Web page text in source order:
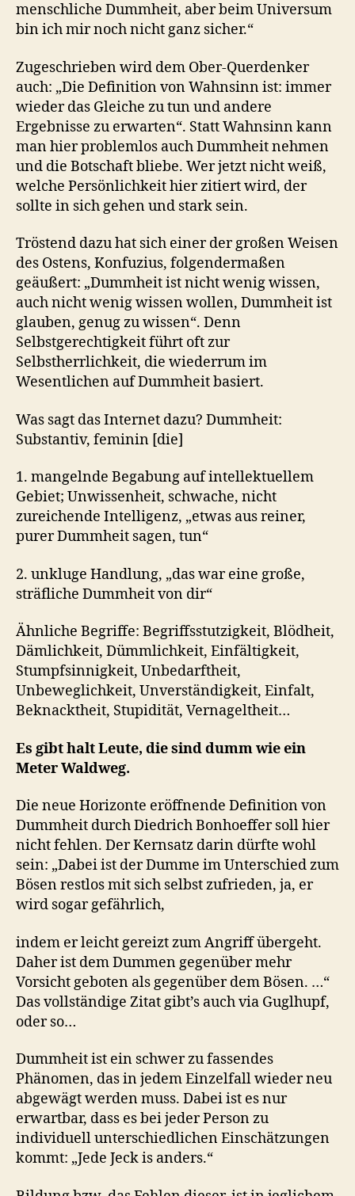
menschliche Dummheit, aber beim Universum
bin ich mir noch nicht ganz sicher.“
Zugeschrieben wird dem Ober-Querdenker
auch: „Die Definition von Wahnsinn ist: immer
wieder das Gleiche zu tun und andere
Ergebnisse zu erwarten“. Statt Wahnsinn kann
man hier problemlos auch Dummheit nehmen
und die Botschaft bliebe. Wer jetzt nicht weiß,
welche Persönlichkeit hier zitiert wird, der
sollte in sich gehen und stark sein.
Tröstend dazu hat sich einer der großen Weisen
des Ostens, Konfuzius, folgendermaßen
geäußert: „Dummheit ist nicht wenig wissen,
auch nicht wenig wissen wollen, Dummheit ist
glauben, genug zu wissen“. Denn
Selbstgerechtigkeit führt oft zur
Selbstherrlichkeit, die wiederrum im
Wesentlichen auf Dummheit basiert.
Was sagt das Internet dazu? Dummheit:
Substantiv, feminin [die]
1. mangelnde Begabung auf intellektuellem
Gebiet; Unwissenheit, schwache, nicht
zureichende Intelligenz, „etwas aus reiner,
purer Dummheit sagen, tun“
2. unkluge Handlung, „das war eine große,
sträfliche Dummheit von dir“
Ähnliche Begriffe: Begriffsstutzigkeit, Blödheit,
Dämlichkeit, Dümmlichkeit, Einfältigkeit,
Stumpfsinnigkeit, Unbedarftheit,
Unbeweglichkeit, Unverständigkeit, Einfalt,
Beknacktheit, Stupidität, Vernageltheit…
Es gibt halt Leute, die sind dumm wie ein
Meter Waldweg.
Die neue Horizonte eröffnende Definition von
Dummheit durch Diedrich Bonhoeffer soll hier
nicht fehlen. Der Kernsatz darin dürfte wohl
sein: „Dabei ist der Dumme im Unterschied zum
Bösen restlos mit sich selbst zufrieden, ja, er
wird sogar gefährlich,
indem er leicht gereizt zum Angriff übergeht.
Daher ist dem Dummen gegenüber mehr
Vorsicht geboten als gegenüber dem Bösen. …“
Das vollständige Zitat gibt’s auch via Guglhupf,
oder so…
Dummheit ist ein schwer zu fassendes
Phänomen, das in jedem Einzelfall wieder neu
abgewägt werden muss. Dabei ist es nur
erwartbar, dass es bei jeder Person zu
individuell unterschiedlichen Einschätzungen
kommt: „Jede Jeck is anders.“